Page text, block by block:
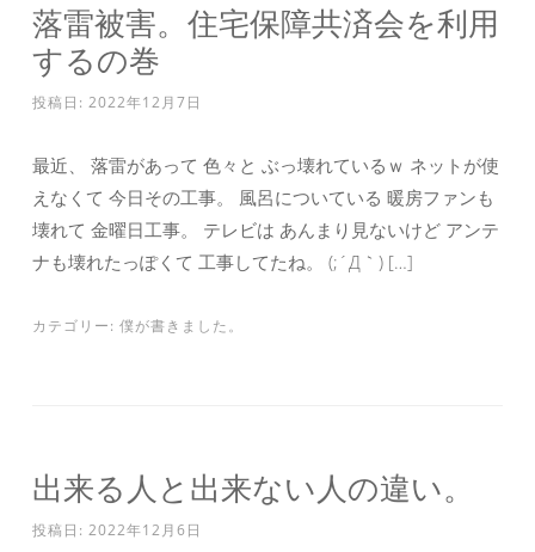
落雷被害。住宅保障共済会を利用
するの巻
投稿日: 2022年12月7日
最近、 落雷があって 色々と ぶっ壊れているｗ ネットが使
えなくて 今日その工事。 風呂についている 暖房ファンも
壊れて 金曜日工事。 テレビは あんまり見ないけど アンテ
ナも壊れたっぽくて 工事してたね。 (;´Д｀) […]
カテゴリー: 僕が書きました。
出来る人と出来ない人の違い。
投稿日: 2022年12月6日